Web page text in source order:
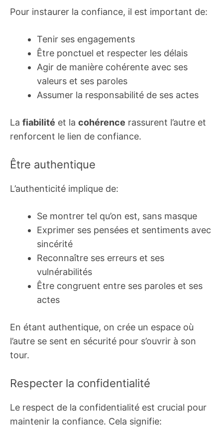
Pour instaurer la confiance, il est important de:
Tenir ses engagements
Être ponctuel et respecter les délais
Agir de manière cohérente avec ses
valeurs et ses paroles
Assumer la responsabilité de ses actes
La fiabilité et la cohérence rassurent l’autre et
renforcent le lien de confiance.
Être authentique
L’authenticité implique de:
Se montrer tel qu’on est, sans masque
Exprimer ses pensées et sentiments avec
sincérité
Reconnaître ses erreurs et ses
vulnérabilités
Être congruent entre ses paroles et ses
actes
En étant authentique, on crée un espace où
l’autre se sent en sécurité pour s’ouvrir à son
tour.
Respecter la confidentialité
Le respect de la confidentialité est crucial pour
maintenir la confiance. Cela signifie: